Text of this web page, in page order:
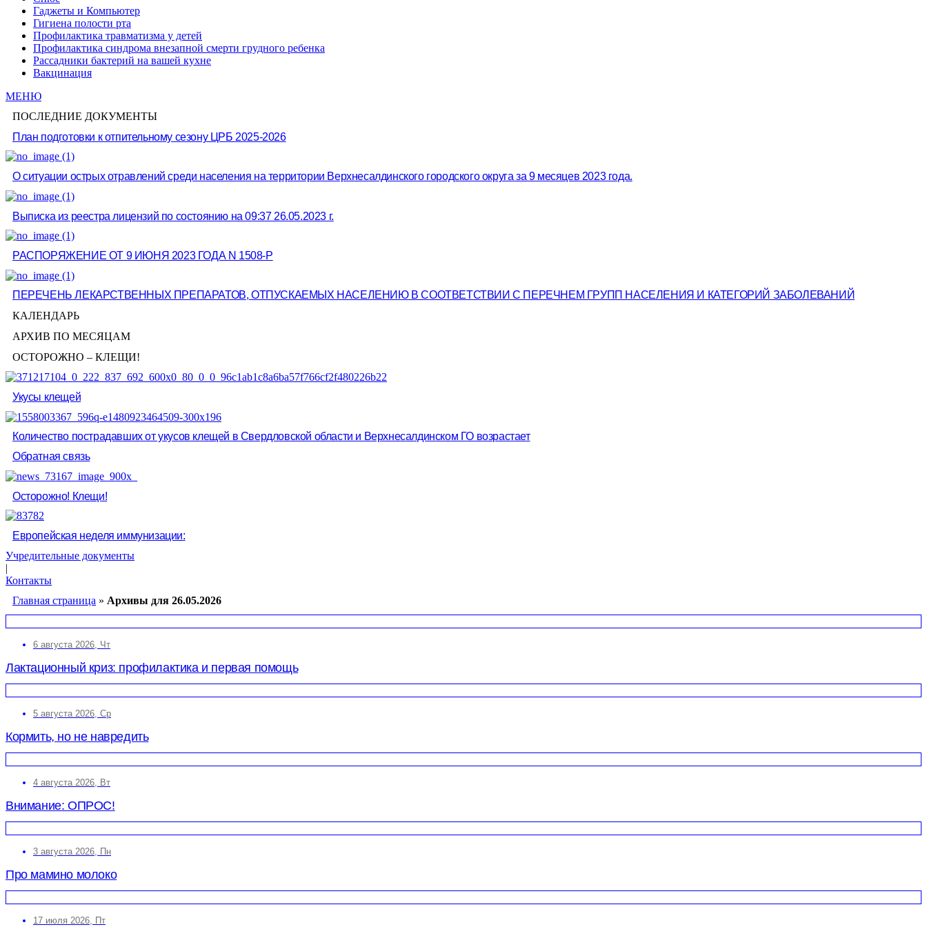
Гаджеты и Компьютер
Гигиена полости рта
Профилактика травматизма у детей
Профилактика синдрома внезапной смерти грудного ребенка
Рассадники бактерий на вашей кухне
Вакцинация
МЕНЮ
ПОСЛЕДНИЕ ДОКУМЕНТЫ
План подготовки к отпительному сезону ЦРБ 2025-2026
О ситуации острых отравлений среди населения на территории Верхнесалдинского городского округа за 9 месяцев 2023 года.
Выписка из реестра лицензий по состоянию на 09:37 26.05.2023 г.
РАСПОРЯЖЕНИЕ ОТ 9 ИЮНЯ 2023 ГОДА N 1508-Р
ПЕРЕЧЕНЬ ЛЕКАРСТВЕННЫХ ПРЕПАРАТОВ, ОТПУСКАЕМЫХ НАСЕЛЕНИЮ В СООТВЕТСТВИИ С ПЕРЕЧНЕМ ГРУПП НАСЕЛЕНИЯ И КАТЕГОРИЙ ЗАБОЛЕВАНИЙ
КАЛЕНДАРЬ
АРХИВ ПО МЕСЯЦАМ
ОСТОРОЖНО – КЛЕЩИ!
Укусы клещей
Количество пострадавших от укусов клещей в Свердловской области и Верхнесалдинском ГО возрастает
Обратная связь
Осторожно! Клещи!
Европейская неделя иммунизации:
Учредительные документы
|
Контакты
Главная страница » Архивы для 26.05.2026
6 августа 2026, Чт
Лактационный криз: профилактика и первая помощь
5 августа 2026, Ср
Кормить, но не навредить
4 августа 2026, Вт
Внимание: ОПРОС!
3 августа 2026, Пн
Про мамино молоко
17 июля 2026, Пт